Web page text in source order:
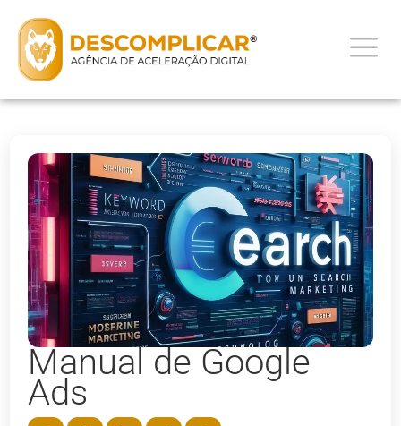
Manual de Google
Ads